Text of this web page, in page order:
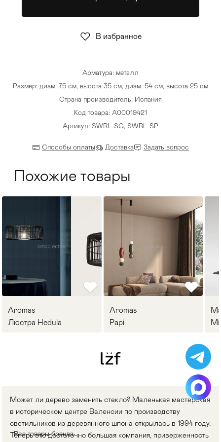
Стулья >
Арматура: металл
Размер: диам. 75 см, высота 35 см, диам. 54 см, высота 25 см
Страна производитель: Испания
Код товара: A00019421
Артикул: SWRL SG, SWRL SP
Способы оплаты Доставка Задать вопрос
В избранное
Похожие товары
Aromas
Люстра Hedula
Aromas
Papi
Может ли дерево заменить стекло? Маленькая мастерская
в историческом центре Валенсии по производству
светильников из деревянного шпона открылась в 1994 году.
Теперь это достаточно большая компания, приверженность
Все товары бренда